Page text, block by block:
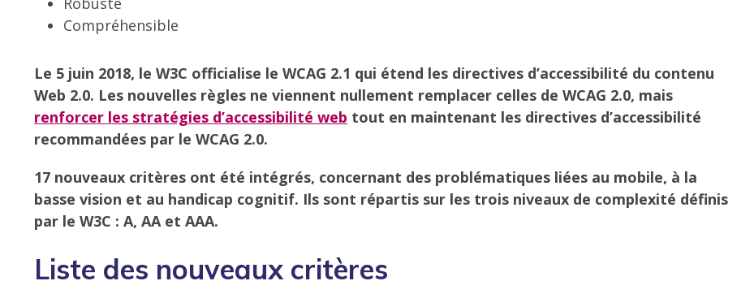
Compréhensible
Le 5 juin 2018, le W3C officialise le WCAG 2.1 qui étend les directives d’accessibilité du contenu
Web 2.0. Les nouvelles règles ne viennent nullement remplacer celles de WCAG 2.0, mais
renforcer les stratégies d’accessibilité web tout en maintenant les directives d’accessibilité
recommandées par le WCAG 2.0.
17 nouveaux critères ont été intégrés, concernant des problématiques liées au mobile, à la
basse vision et au handicap cognitif. Ils sont répartis sur les trois niveaux de complexité définis
par le W3C : A, AA et AAA.
Liste des nouveaux critères